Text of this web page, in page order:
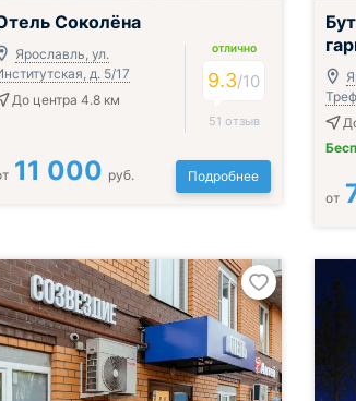
Соколёна
Ярославль, ул.
д. 5/17
До центра 4.8 км
ОТЛИЧНО
9.3/10
51 отзыв
11 000 руб. Подробнее
от